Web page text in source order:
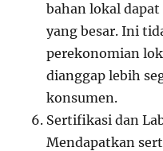
bahan lokal
yang besar. Ini
perekonomian
dianggap lebih
konsumen.
Sertifikasi dan
Mendapatkan